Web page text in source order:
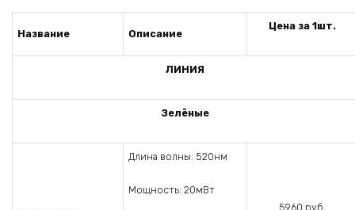
Название Описание
Цена за 1шт.
ЛИНИЯ
Зелёные
Длина волны: 520нм
Мощность: 20мВт
5960 руб.